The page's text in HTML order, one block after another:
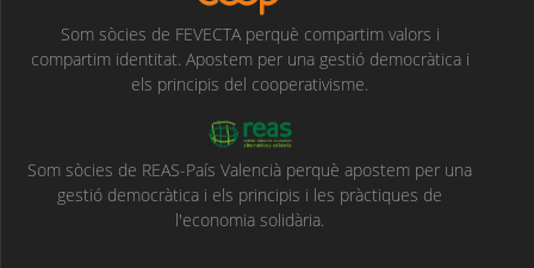
Som sòcies de FEVECTA perquè compartim valors i
compartim identitat. Apostem per una gestió democràtica i
els principis del cooperativisme.
Som sòcies de REAS-País Valencià perquè apostem per una
gestió democràtica i els principis i les pràctiques de
l'economia solidària.